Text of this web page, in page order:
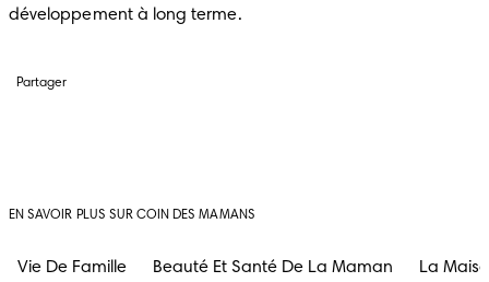
développement à long terme.
Partager
EN SAVOIR PLUS SUR COIN DES MAMANS
Vie De Famille Beauté Et Santé De La Maman La